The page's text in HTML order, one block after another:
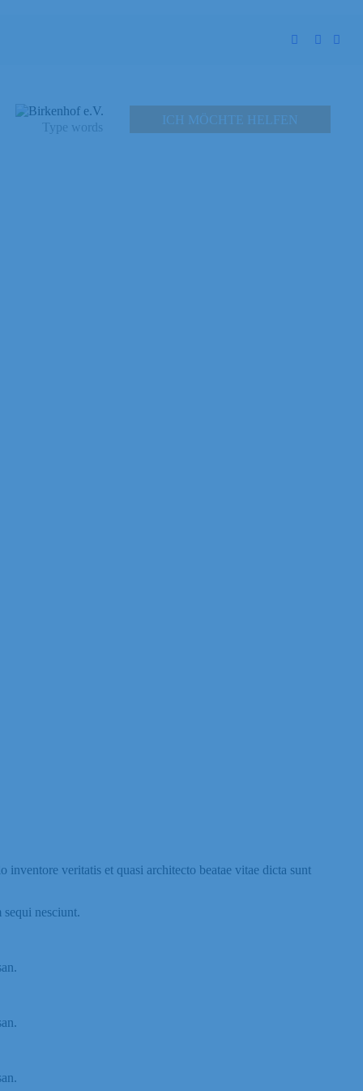
ICH MÖCHTE HELFEN
inventore veritatis et quasi architecto beatae vitae dicta sunt
nesciunt.